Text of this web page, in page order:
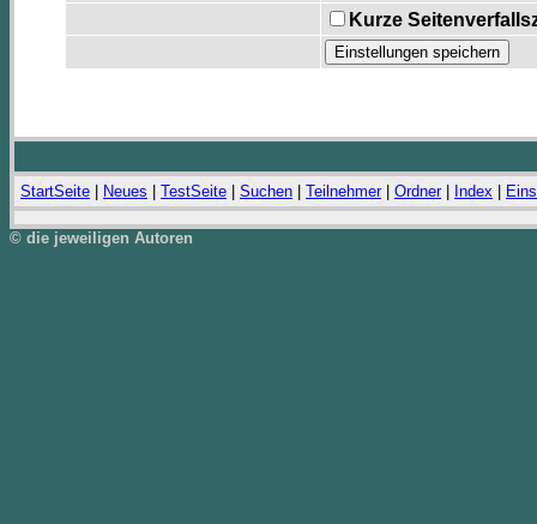
Kurze
StartSeite Neues TestSeite Suchen Teilnehmer| Ordner| Index
© die jeweiligen Autoren